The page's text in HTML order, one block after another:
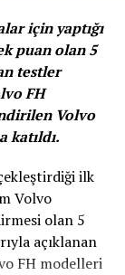
dünya ve
salgını
ön
kamu
dönmesini
için yaptığı
puan olan 5
testler
FH
Volvo
katıldı.
ilk
Volvo
olan 5
açıklanan
FH modelleri